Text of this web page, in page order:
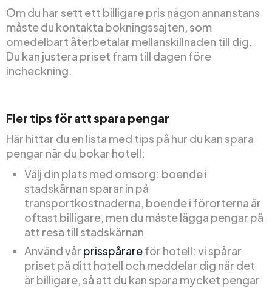
Om du har sett ett billigare pris någon annanstans
måste du kontakta bokningssajten, som
omedelbart återbetalar mellanskillnaden till dig.
Du kan justera priset fram till dagen före
incheckning.
Fler tips för att spara pengar
Här hittar du en lista med tips på hur du kan spara
pengar när du bokar hotell:
Välj din plats med omsorg: boende i
stadskärnan sparar in på
transportkostnaderna, boende i förorterna är
oftast billigare, men du måste lägga pengar på
att resa till stadskärnan
Använd vår prisspårareför hotell: vi spårar
priset på ditt hotell och meddelar dig när det
är billigare, så att du kan spara mycket pengar